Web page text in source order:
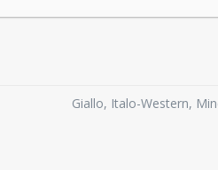
Giallo, Italo-Western,